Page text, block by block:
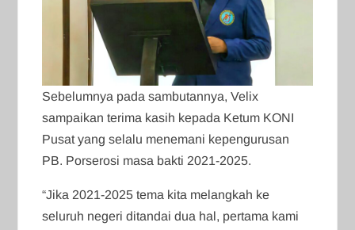
Sebelumnya pada sambutannya, Velix
sampaikan terima kasih kepada Ketum KONI
Pusat yang selalu menemani kepengurusan
PB. Porserosi masa bakti 2021-2025.
“Jika 2021-2025 tema kita melangkah ke
seluruh negeri ditandai dua hal, pertama kami